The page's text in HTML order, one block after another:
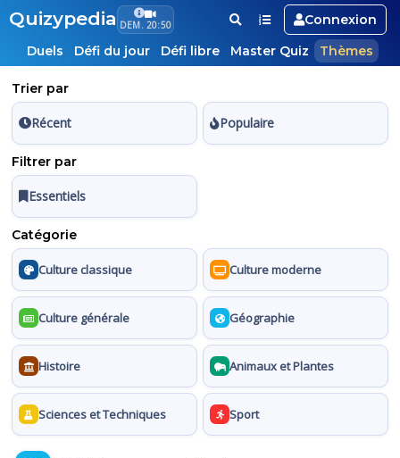
Quizypedia DEM. 20:50
Connexion
Duels
Défi du jour Défi libre Master Quiz Thèmes
Trier par
Récent Populaire
Filtrer par
Essentiels
Catégorie
Culture classique Culture moderne
Culture générale Géographie
Histoire Animaux et Plantes
Sciences et Techniques Sport